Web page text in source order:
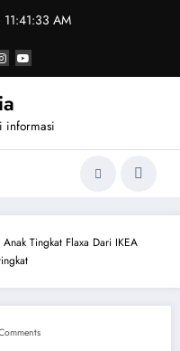
11:41:33 AM
informasi
Tingkat Flaxa Dari IKEA